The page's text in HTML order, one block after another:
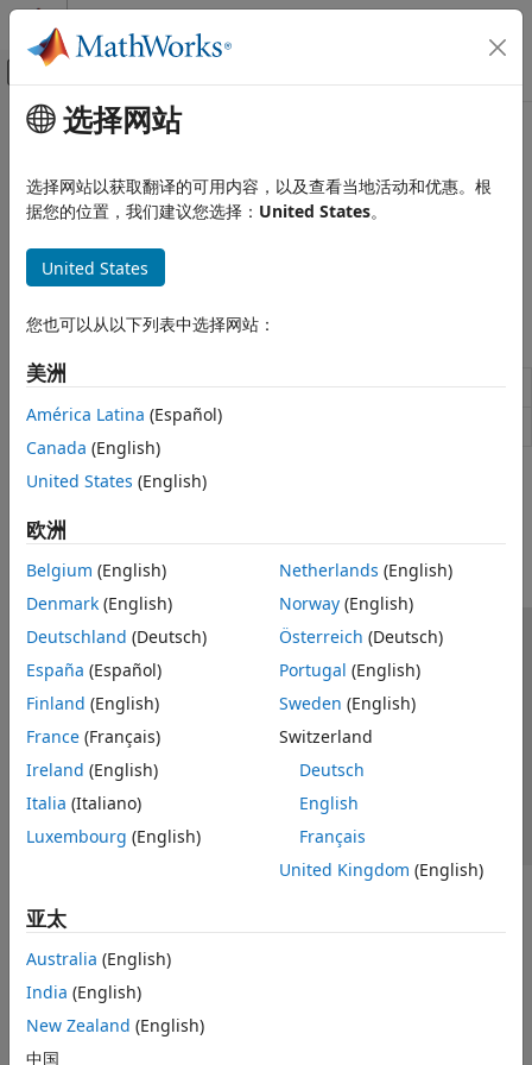
跳到内容
画布外导航菜单切换
文档主页
LTE Toolbox
类别
Downlink Physical Channels
Downlink Transport Channels
Uplink Physical Channels
Uplink Transport Channels
SC-FDMA Modulation
主要内容
Uplink Transport Channels
Encode and decode narrowband UL-SCH
in transport blocks. Use these functions to generate and
decode the uplink shared channel (UL-SCH).
Functions
lteNULSCH Generate NB-IoT UL-SCH codeword
lteNULSCHDecode Decode NB-IoT UL-SCH codeword
How useful was this information?
选择网站
选择网站以获取翻译的可用内容，以及查看当地活动和优惠。根
据您的位置，我们建议您选择： United States。
United States
您也可以从以下列表中选择网站：
美洲
América Latina (Español)
Canada (English)
United States (English)
欧洲
Belgium (English)
Denmark (English)
Deutschland (Deutsch)
España (Español)
Finland (English)
France (Français)
Ireland (English)
Italia (Italiano)
Luxembourg (English)
Netherlands (English)
Norway(English)
Österreich (Deutsch)
Portugal (English)
Sweden (English)
Switzerland
Deutsch
English
Français
United Kingdom (English)
亚太
Australia (English)
India (English)
New Zealand (English)
中国
隐私政策
应用程序状态
联系我们
© 1994-2026 The MathWorks, Inc.